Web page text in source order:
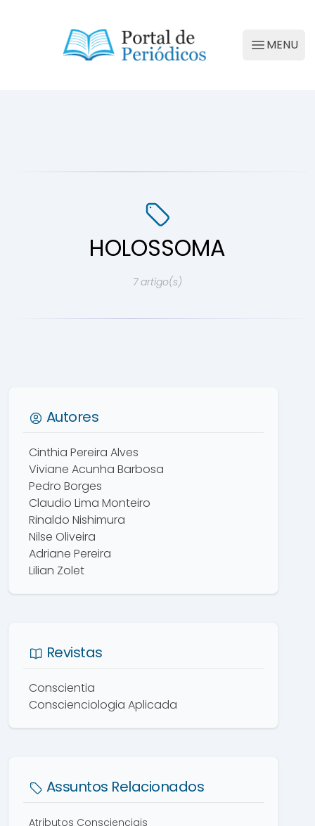
Portal de Periódicos da Conscienciologia
Abrir
MENU
HOLOSSOMA
7 artigo(s)
Autores
Cinthia Pereira Alves
Viviane Acunha Barbosa
Pedro Borges
Claudio Lima Monteiro
Rinaldo Nishimura
Nilse Oliveira
Adriane Pereira
Lilian Zolet
Revistas
Conscientia
Conscienciologia Aplicada
Assuntos Relacionados
Atributos Conscienciais